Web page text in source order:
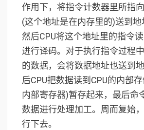
作用下，将指令计数器里所指
(这个地址是在内存里的)送到地
然后CPU将这个地址里的指令
进行译码。对于执行指令过程
的数据，会将数据地址也送到
后CPU把数据读到CPU的内部
内部寄存器)暂存起来，最后命
数据进行处理加工。周而复始
行下去。